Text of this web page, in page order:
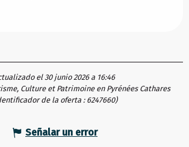
el 30 junio 2026 a 16:46
Culture et Patrimoine en Pyrénées Cathares
de la oferta :6247660)
Señalar un error